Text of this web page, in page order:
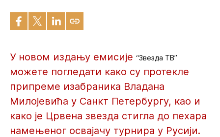
У новом издању емисије “Звезда ТВ”
можете погледати како су протекле
припреме изабраника Владана
Милојевића у Санкт Петербургу, као и
како је Црвена звезда стигла до пехара
намењеног освајачу турнира у Русији.